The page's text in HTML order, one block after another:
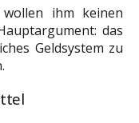
ihm keinen
das
Geldsystem zu